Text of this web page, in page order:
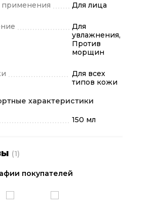
применения Для лица
Для
увлажнения,
Против
морщин
Для всех
типов кожи
характеристики
150 мл
(1)
покупателей